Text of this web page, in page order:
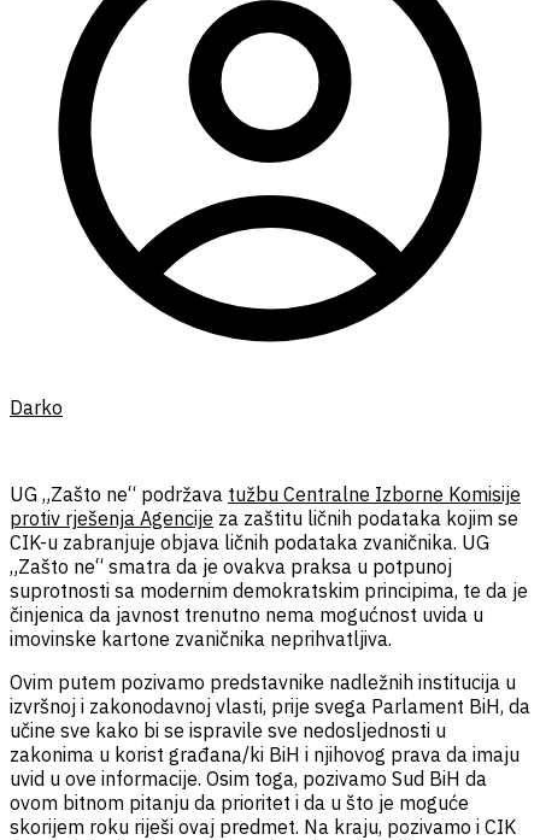
Darko
UG „Zašto ne“ podržava tužbu Centralne Izborne Komisije
protiv rješenja Agencije za zaštitu ličnih podataka kojim se
CIK-u zabranjuje objava ličnih podataka zvaničnika. UG
„Zašto ne“ smatra da je ovakva praksa u potpunoj
suprotnosti sa modernim demokratskim principima, te da je
činjenica da javnost trenutno nema mogućnost uvida u
imovinske kartone zvaničnika neprihvatljiva.
Ovim putem pozivamo predstavnike nadležnih institucija u
izvršnoj i zakonodavnoj vlasti, prije svega Parlament BiH, da
učine sve kako bi se ispravile sve nedosljednosti u
zakonima u korist građana/ki BiH i njihovog prava da imaju
uvid u ove informacije. Osim toga, pozivamo Sud BiH da
ovom bitnom pitanju da prioritet i da u što je moguće
skorijem roku riješi ovaj predmet. Na kraju, pozivamo i CIK